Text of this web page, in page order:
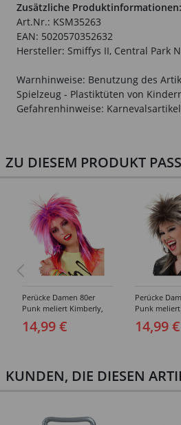
Zusätzliche Produktinformationen:
Art.Nr.: KSM35263
EAN: 5020570352632
Hersteller: Smiffys II, Central Park
Warnhinweise: Benutzung des
Spielzeug - Plastiktüten von
Gefahrenhinweise:
ZU DIESEM PRODUKT
Perücke Damen 80er
Punk meliert Kimberly,
rosa-lila
14,99 €
Perücke
Punk
braun-blond
14,99 €
KUNDEN, DIE DIESEN